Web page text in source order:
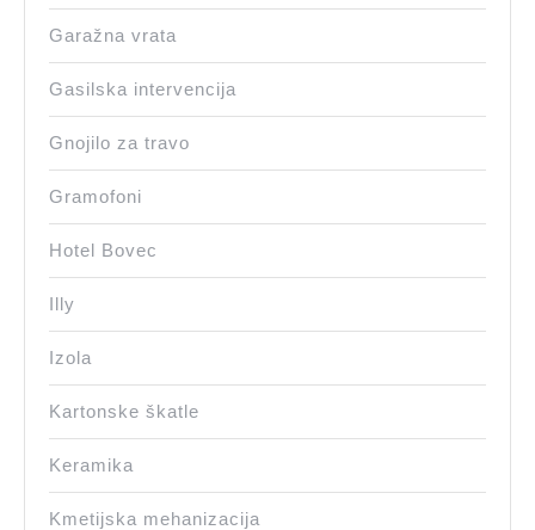
Garažna vrata
Gasilska intervencija
Gnojilo za travo
Gramofoni
Hotel Bovec
Illy
Izola
Kartonske škatle
Keramika
Kmetijska mehanizacija